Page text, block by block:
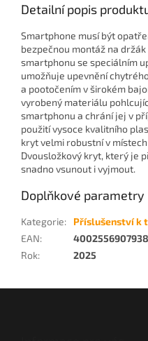
Detailní popis
Smartphone musí být
bezpečnou montáž na držák
smartphonu se speciálním
umožňuje upevnění
a pootočením v širokém
vyrobený materiálu
smartphonu a chrání jej v
použití vysoce kvalitního
kryt velmi robustní v
Dvousložkový kryt, který je
snadno vsunout i vyjmout.
Doplňkové parametry
Kategorie:
Příslušenství k
EAN:
4002556907938
Rok: 2025